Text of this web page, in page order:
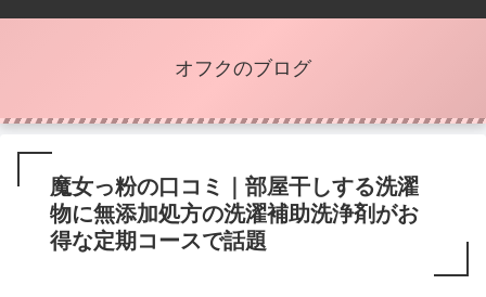
オフクのブログ
魔女っ粉の口コミ｜部屋干しする洗濯
物に無添加処方の洗濯補助洗浄剤がお
得な定期コースで話題